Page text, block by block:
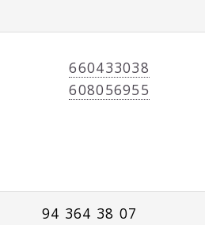
660433038
608056955
94 364 38 07